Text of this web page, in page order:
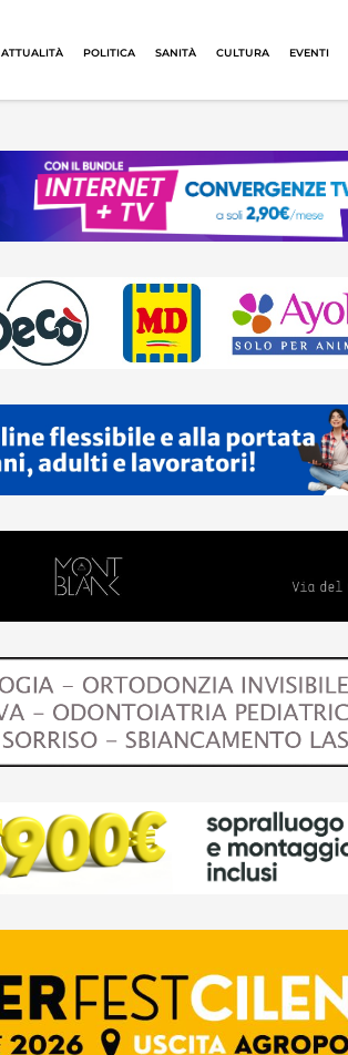
ATTUALITÀ POLITICA SANITÀ CULTURA EVENTI